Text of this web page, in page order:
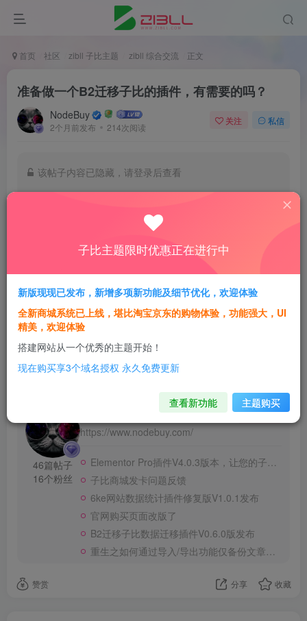
首页 社区 zibll 子比主题 zibll 综合交流 正文
准备做一个B2迁移子比的插件，有需要的吗？
NodeBuy
2个月前发布 214次阅读
关注 私信
该帖子内容已隐藏，请登录后查看
46篇帖子
16个粉丝
https://www.nodebuy.com/
关注
Elementor Pro插件V4.0.3版本，让您的子比主题实现可视化页面编辑（2026.04.25更新）
子比商城发卡问题反馈
6ke网站数据统计插件修复版V1.0.1发布
官网购买页面改版了
B2迁移子比数据迁移插件V0.6.0版发布
重生之如何通过导入/导出功能仅备份文章及图片
赞赏 分享 收藏
子比主题限时优惠正在进行中
新版现现已发布，新增多项新功能及细节优化，欢迎体验
全新商城系统已上线，堪比淘宝京东的购物体验，功能强大，UI
精美，欢迎体验
搭建网站从一个优秀的主题开始！
现在购买享3个域名授权 永久免费更新
查看新功能 主题购买